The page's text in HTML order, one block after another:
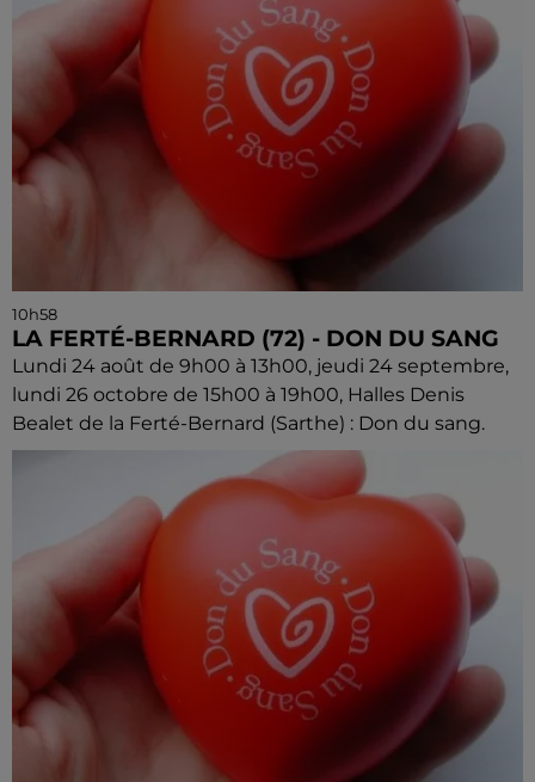
10h58
LA FERTÉ-BERNARD (72) - DON DU SANG
Lundi 24 août de 9h00 à 13h00, jeudi 24 septembre,
lundi 26 octobre de 15h00 à 19h00, Halles Denis
Bealet de la Ferté-Bernard (Sarthe) : Don du sang.